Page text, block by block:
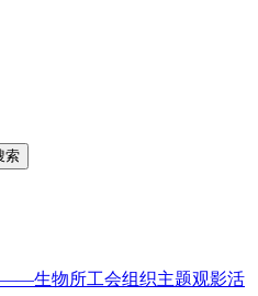
——生物所工会组织主题观影活